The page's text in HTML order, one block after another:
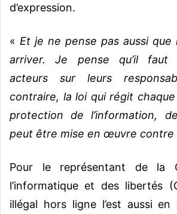
d’expression.
« Et je ne pense pas aussi que
arriver. Je pense qu’il faut
acteurs sur leurs
contraire, la loi qui régit
protection de l’information,
peut être mise en œuvre contre
Pour le représentant de la
l’informatique et des libertés
illégal hors ligne l’est aussi